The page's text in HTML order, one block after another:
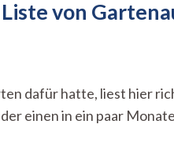
von
dafür hatte, liest hier
einen in ein paar